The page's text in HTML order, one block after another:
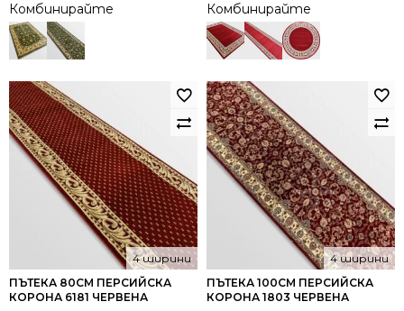
Комбинирайте Комбинирайте
ПЪТЕКА 80СМ ПЕРСИЙСКА
КОРОНА 6181 ЧЕРВЕНА
4 ширини
ПЪТЕКА 100СМ ПЕРСИЙСКА
КОРОНА 1803 ЧЕРВЕНА
4 ширини